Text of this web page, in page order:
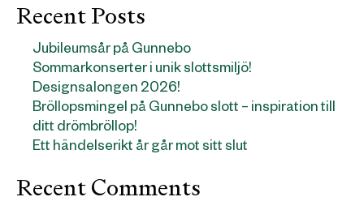
Recent Posts
Jubileumsår på Gunnebo
Sommarkonserter i unik slottsmiljö!
Designsalongen 2026!
Bröllopsmingel på Gunnebo slott – inspiration till
ditt drömbröllop!
Ett händelserikt år går mot sitt slut
Recent Comments